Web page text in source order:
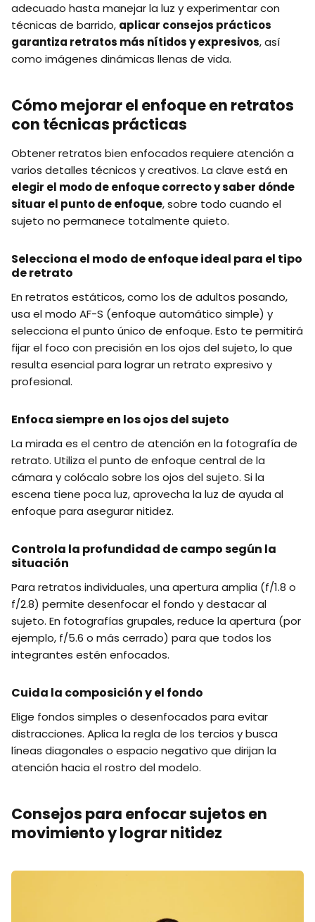
adecuado hasta manejar la luz y experimentar con
técnicas de barrido, aplicar consejos prácticos
garantiza retratos más nítidos y expresivos, así
como imágenes dinámicas llenas de vida.
Cómo mejorar el enfoque en retratos
con técnicas prácticas
Obtener retratos bien enfocados requiere atención a
varios detalles técnicos y creativos. La clave está en
elegir el modo de enfoque correcto y saber dónde
situar el punto de enfoque, sobre todo cuando el
sujeto no permanece totalmente quieto.
Selecciona el modo de enfoque ideal para el tipo
de retrato
En retratos estáticos, como los de adultos posando,
usa el modo AF-S (enfoque automático simple) y
selecciona el punto único de enfoque. Esto te permitirá
fijar el foco con precisión en los ojos del sujeto, lo que
resulta esencial para lograr un retrato expresivo y
profesional.
Enfoca siempre en los ojos del sujeto
La mirada es el centro de atención en la fotografía de
retrato. Utiliza el punto de enfoque central de la
cámara y colócalo sobre los ojos del sujeto. Si la
escena tiene poca luz, aprovecha la luz de ayuda al
enfoque para asegurar nitidez.
Controla la profundidad de campo según la
situación
Para retratos individuales, una apertura amplia (f/1.8 o
f/2.8) permite desenfocar el fondo y destacar al
sujeto. En fotografías grupales, reduce la apertura (por
ejemplo, f/5.6 o más cerrado) para que todos los
integrantes estén enfocados.
Cuida la composición y el fondo
Elige fondos simples o desenfocados para evitar
distracciones. Aplica la regla de los tercios y busca
líneas diagonales o espacio negativo que dirijan la
atención hacia el rostro del modelo.
Consejos para enfocar sujetos en
movimiento y lograr nitidez